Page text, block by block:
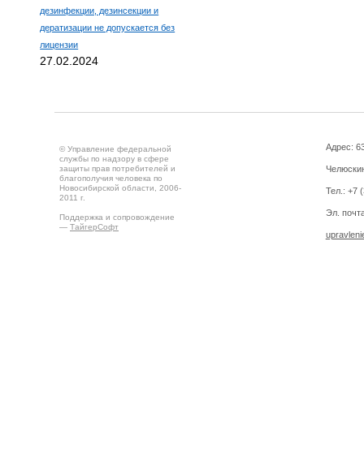
дезинфекции, дезинсекции и
дератизации не допускается без
лицензии
27.02.2024
© Управление федеральной
службы по надзору в сфере
защиты прав потребителей и
благополучия человека по
Новосибирской области, 2006-
2011 г.
Поддержка и сопровождение
— ТайгерСофт
Адрес:
Тел.: +7
Эл.